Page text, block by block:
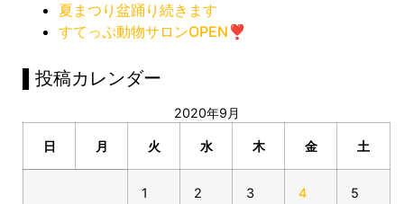
夏まつり盆踊り続きます
すてっぷ動物サロンOPEN❣️
▌投稿カレンダー
2020年9月
日 月 火 水 木 金 土
1 2 3 4 5